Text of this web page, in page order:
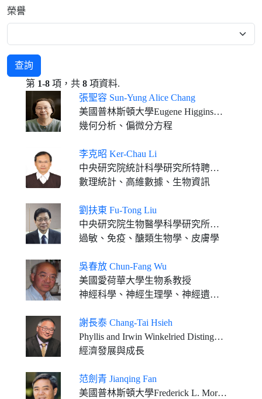
榮譽
查詢
第 1-8 項，共 8 項資料.
張聖容 Sun-Yung Alice Chang
美國普林斯頓大學Eugene Higgins數學講座教授
幾何分析、偏微分方程
李克昭 Ker-Chau Li
中央研究院統計科學研究所特聘研究員 加州大學洛杉磯分校特聘教授
數理統計、高維數據、生物資訊
劉扶東 Fu-Tong Liu
中央研究院生物醫學科學研究所通信研究員 美國南加州大學醫學院皮膚系教授
過敏、免疫、醣類生物學、皮膚學
吳春放 Chun-Fang Wu
美國愛荷華大學生物系教授
神經科學、神經生理學、神經遺傳學
謝長泰 Chang-Tai Hsieh
Phyllis and Irwin Winkelried Distinguished Service Professor of Economics, Booth School of Business, University of Chicago
經濟發展與成長
范劍青 Jianqing Fan
美國普林斯頓大學Frederick L. More金融學講座教授